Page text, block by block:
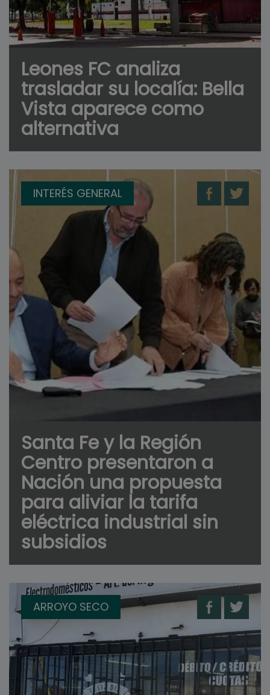
Leones FC analiza
trasladar su localía: Bella
Vista aparece como
alternativa
INTERÉS GENERAL
Santa Fe y la Región
Centro presentaron a
Nación una propuesta
para aliviar la tarifa
eléctrica industrial sin
subsidios
ARROYO SECO